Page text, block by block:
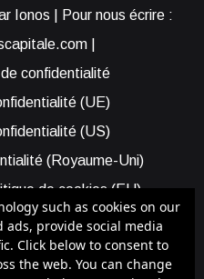
Ionos | Pour nous écrire :
|
confidentialité
(UE)
(US)
(Royaume-Uni)
de cookies (EU)
Cookie Policy (US)
à Blois Capitale
such as cookies on our
provide social media
Click below to consent to
the web. You can change